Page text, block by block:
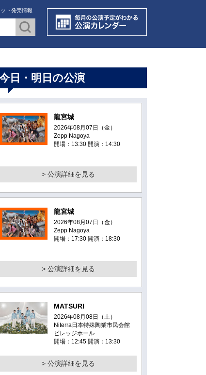
ト発売情報
日・明日の公演
龍宮城
2026年08月07日（金）
Zepp Nagoya
開場：13:30 開演：14:30
> 公演詳細を見る
龍宮城
2026年08月07日（金）
Zepp Nagoya
開場：17:30 開演：18:30
> 公演詳細を見る
MATSURI
2026年08月08日（土）
Niterra日本特殊陶業市民会館
ビレッジホール
開場：12:45 開演：13:30
> 公演詳細を見る